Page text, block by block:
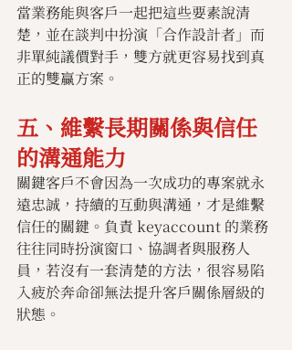
當業務能與客戶一起把這些要素說清
楚，並在談判中扮演「合作設計者」而
非單純議價對手，雙方就更容易找到真
正的雙贏方案。
五、維繫長期關係與信任
的溝通能力
關鍵客戶不會因為一次成功的專案就永
遠忠誠，持續的互動與溝通，才是維繫
信任的關鍵。負責 keyaccount 的業務
往往同時扮演窗口、協調者與服務人
員，若沒有一套清楚的方法，很容易陷
入疲於奔命卻無法提升客戶關係層級的
狀態。